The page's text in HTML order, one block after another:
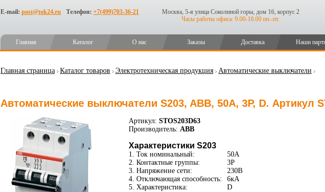
E-mail: post@tok24.ru Телефон: +7(499)703-36-21
Москва, 5-я улица Соколиной горы, дом 16, корпус 2
Часы работы офиса: 9.00-18.00 пн.-пт.
Главная Каталог О нас Заказы Доставка Наши
Главная страница Каталог товаров Электротехническая продукция Автоматические выключатели
Автоматические выключатели S203, ABB, 50А, 3P, D. Артикул
Артикул: STOS203D63
Производитель: ABB
Характеристики S203
1. Ток номинальный:
50А
2. Контактные группы:
3P
3. Напряжение сети:
230В
4. Отключающая способность:
6кА
5. Характеристика:
D